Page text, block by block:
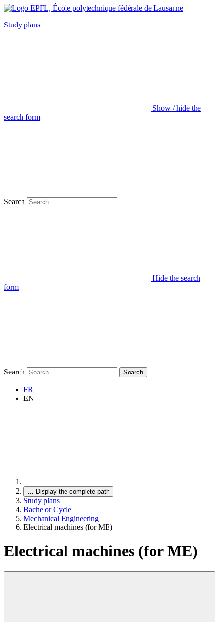
Study plans
Show / hide the
search form
Search
Hide the search
form
Search Search
FR
EN
… Display the complete path
Study plans
Bachelor Cycle
Mechanical Engineering
Electrical machines (for ME)
Electrical machines (for ME)